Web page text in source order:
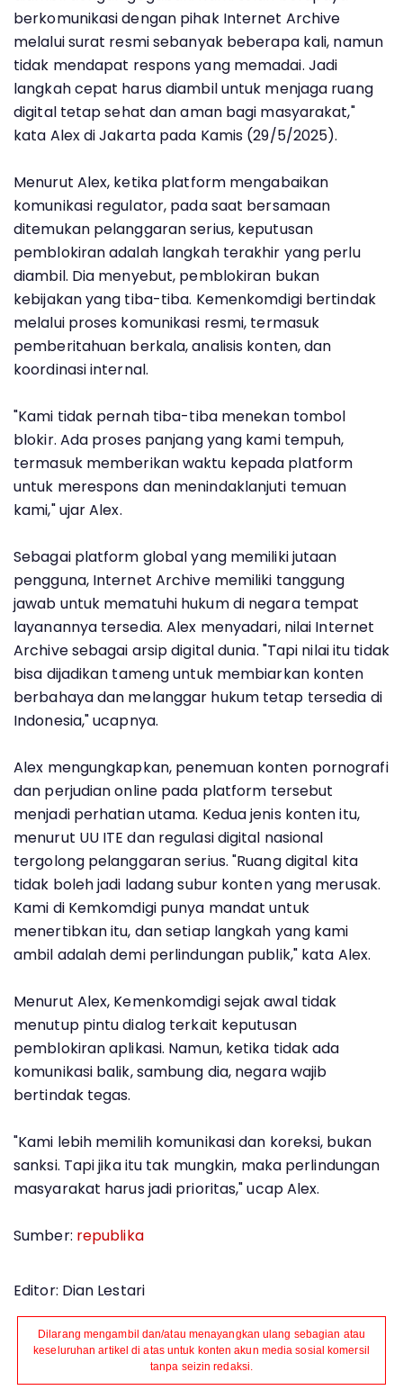
berkomunikasi dengan pihak Internet Archive
melalui surat resmi sebanyak beberapa kali, namun
tidak mendapat respons yang memadai. Jadi
langkah cepat harus diambil untuk menjaga ruang
digital tetap sehat dan aman bagi masyarakat,"
kata Alex di Jakarta pada Kamis (29/5/2025).
Menurut Alex, ketika platform mengabaikan
komunikasi regulator, pada saat bersamaan
ditemukan pelanggaran serius, keputusan
pemblokiran adalah langkah terakhir yang perlu
diambil. Dia menyebut, pemblokiran bukan
kebijakan yang tiba-tiba. Kemenkomdigi bertindak
melalui proses komunikasi resmi, termasuk
pemberitahuan berkala, analisis konten, dan
koordinasi internal.
"Kami tidak pernah tiba-tiba menekan tombol
blokir. Ada proses panjang yang kami tempuh,
termasuk memberikan waktu kepada platform
untuk merespons dan menindaklanjuti temuan
kami," ujar Alex.
Sebagai platform global yang memiliki jutaan
pengguna, Internet Archive memiliki tanggung
jawab untuk mematuhi hukum di negara tempat
layanannya tersedia. Alex menyadari, nilai Internet
Archive sebagai arsip digital dunia. "Tapi nilai itu tidak
bisa dijadikan tameng untuk membiarkan konten
berbahaya dan melanggar hukum tetap tersedia di
Indonesia," ucapnya.
Alex mengungkapkan, penemuan konten pornografi
dan perjudian online pada platform tersebut
menjadi perhatian utama. Kedua jenis konten itu,
menurut UU ITE dan regulasi digital nasional
tergolong pelanggaran serius. "Ruang digital kita
tidak boleh jadi ladang subur konten yang merusak.
Kami di Kemkomdigi punya mandat untuk
menertibkan itu, dan setiap langkah yang kami
ambil adalah demi perlindungan publik," kata Alex.
Menurut Alex, Kemenkomdigi sejak awal tidak
menutup pintu dialog terkait keputusan
pemblokiran aplikasi. Namun, ketika tidak ada
komunikasi balik, sambung dia, negara wajib
bertindak tegas.
"Kami lebih memilih komunikasi dan koreksi, bukan
sanksi. Tapi jika itu tak mungkin, maka perlindungan
masyarakat harus jadi prioritas," ucap Alex.
Sumber: republika
Editor: Dian Lestari
Dilarang mengambil dan/atau menayangkan ulang sebagian atau
keseluruhan artikel di atas untuk konten akun media sosial komersil
tanpa seizin redaksi.